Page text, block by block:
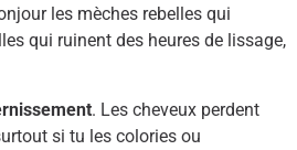
les mèches rebelles qui
qui ruinent des heures de lissage,
. Les cheveux perdent
si tu les colories ou